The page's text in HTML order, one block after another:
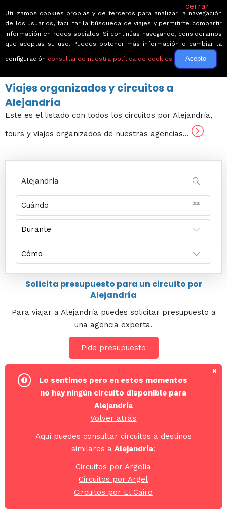
← Volver a Circuitos por Egipto
Viajes organizados y circuitos a
Alejandría
Este es el listado con todos los circuitos por Alejandría,
tours y viajes organizados de nuestras agencias...
Solicita presupuesto para un circuito por
Alejandría
Para viajar a Alejandría puedes solicitar presupuesto a
una agencia experta.
Pide presupuesto
Lo sentimos pero en estos momentos
no hay ningún circuito disponible para
Alejandría
Volver atrás
Aquí puedes consultar circuitos a destinos
similares aAlejandría:
Circuitos por Argelia
Circuitos por Argel
Circuitos por El Cairo
cerrar
Utilizamos cookies propias y de terceros para analizar la navegación
de los usuarios, facilitar la búsqueda de viajes y permitirte compartir
información en redes sociales. Si continúas navegando, consideramos
que aceptas su uso. Puedes obtener más información o cambiar la
configuración consultando nuestra política de cookies Acepto